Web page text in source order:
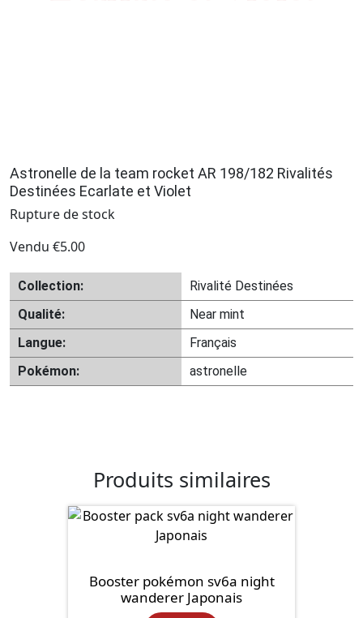
Astronelle de la team rocket AR 198/182 Rivalités
Destinées Ecarlate et Violet
Rupture de stock
Vendu €5.00
Collection:
Rivalité Destinées
Qualité:
Near mint
Langue:
Français
Pokémon:
astronelle
Produits similaires
Booster pokémon sv6a night
wanderer Japonais